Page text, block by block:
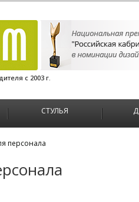
с 2003 г.
СТУЛЬЯ
персонала